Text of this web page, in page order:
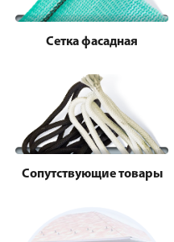
Сетка фасадная
Сопутствующие товары